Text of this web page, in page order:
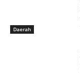
Daerah